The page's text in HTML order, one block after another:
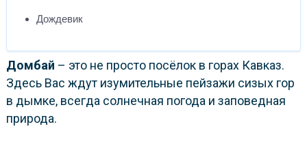
Дождевик
Домбай – это не просто посёлок в горах Кавказ.
Здесь Вас ждут изумительные пейзажи сизых гор
в дымке, всегда солнечная погода и заповедная
природа.